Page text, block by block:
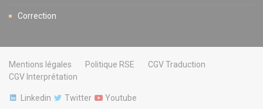
Correction
Mentions légales Politique RSE
CGV Traduction
CGV Interprétation
Linkedin Twitter Youtube